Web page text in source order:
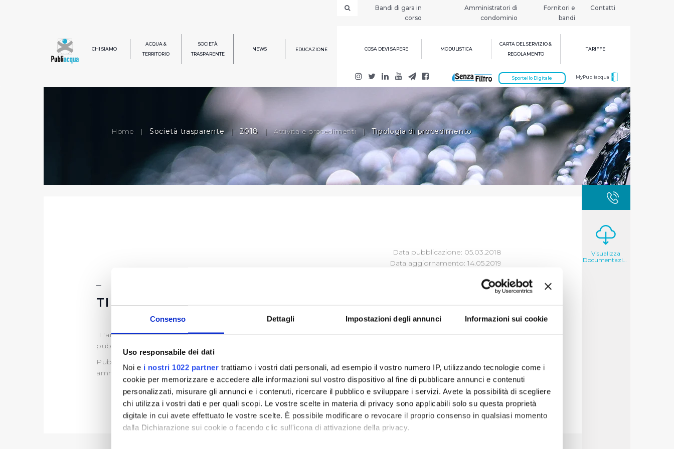
Consenso Dettagli Impostazioni degli annunci Informazioni sui cookie
Uso responsabile dei dati
Noi e i nostri 1022 partner trattiamo i vostri dati personali, ad esempio il vostro numero IP, utilizzando tecnologie come i
cookie per memorizzare e accedere alle informazioni sul vostro dispositivo al fine di pubblicare annunci e contenuti
personalizzati, misurare gli annunci e i contenuti, ricercare il pubblico e sviluppare i servizi. Avete la possibilità di scegliere
chi utilizza i vostri dati e per quali scopi. Le vostre scelte in materia di privacy sono applicabili solo su questa proprietà
digitale in cui avete effettuato le vostre scelte. È possibile modificare o revocare il proprio consenso in qualsiasi momento
dalla Dichiarazione sui cookie o facendo clic sull'icona di attivazione della privacy.
Bandi di gara in
corso
Amministratori di
condominio
Fornitori e
bandi
Contatti
CHI SIAMO
ACQUA &
TERRITORIO
SOCIETÀ
TRASPARENTE
NEWS EDUCAZIONE COSA DEVI SAPERE MODULISTICA
CARTA DEL SERVIZIO &
REGOLAMENTO
TARIFFE
MyPubliacqua
Sportello Digitale
Home | Società trasparente | 2018 | Attività e procedimenti | Tipologia di procedimento
Data pubblicazione: 05.03.2018
Data aggiornamento: 14.05.2019
TIPOLOGIA DI PROCEDIMENTO
L'art.35 del D.lgs. 33/2013, disciplina i procedimenti amministrativi relativi alla realizzazione di un'opera di
pubblico interesse.
Publiacqua pertanto, ai sensi di detta normativa, pubblica il procedimento di esproprio quale tipologia di atto
amministrativo di propria competenza.
Visualizza
Documentazione